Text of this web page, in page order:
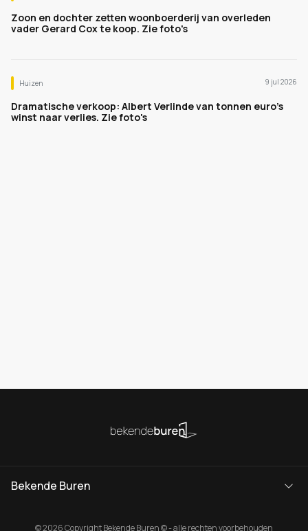
Zoon en dochter zetten woonboerderij van overleden
vader Gerard Cox te koop. Zie foto's
Huizen 9 jul 2026
Dramatische verkoop: Albert Verlinde van tonnen euro's
winst naar verlies. Zie foto's
Bekende Buren
© 2026 Copyright Bekende Buren © - alle rechten voorbehouden